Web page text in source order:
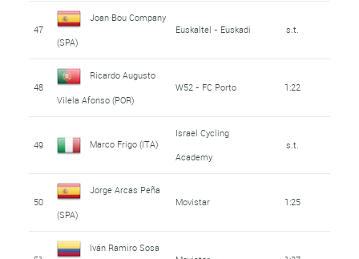
47
Joan Bou Company
(SPA)
Euskaltel - Euskadi s.t.
48
Ricardo Augusto
Vilela Afonso (POR)
W52 - FC Porto 1:22
49 Marco Frigo (ITA)
Israel Cycling
Academy
s.t.
50
Jorge Arcas Peña
(SPA)
Movistar 1:25
Iván Ramiro Sosa